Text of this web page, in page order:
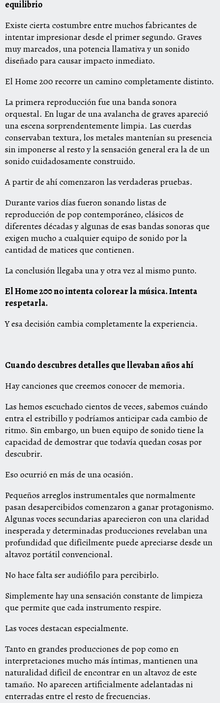
equilibrio
Existe cierta costumbre entre muchos fabricantes de
intentar impresionar desde el primer segundo. Graves
muy marcados, una potencia llamativa y un sonido
diseñado para causar impacto inmediato.
El Home 200 recorre un camino completamente distinto.
La primera reproducción fue una banda sonora
orquestal. En lugar de una avalancha de graves apareció
una escena sorprendentemente limpia. Las cuerdas
conservaban textura, los metales mantenían su presencia
sin imponerse al resto y la sensación general era la de un
sonido cuidadosamente construido.
A partir de ahí comenzaron las verdaderas pruebas.
Durante varios días fueron sonando listas de
reproducción de pop contemporáneo, clásicos de
diferentes décadas y algunas de esas bandas sonoras que
exigen mucho a cualquier equipo de sonido por la
cantidad de matices que contienen.
La conclusión llegaba una y otra vez al mismo punto.
El Home 200 no intenta colorear la música. Intenta
respetarla.
Y esa decisión cambia completamente la experiencia.
Cuando descubres detalles que llevaban años ahí
Hay canciones que creemos conocer de memoria.
Las hemos escuchado cientos de veces, sabemos cuándo
entra el estribillo y podríamos anticipar cada cambio de
ritmo. Sin embargo, un buen equipo de sonido tiene la
capacidad de demostrar que todavía quedan cosas por
descubrir.
Eso ocurrió en más de una ocasión.
Pequeños arreglos instrumentales que normalmente
pasan desapercibidos comenzaron a ganar protagonismo.
Algunas voces secundarias aparecieron con una claridad
inesperada y determinadas producciones revelaban una
profundidad que difícilmente puede apreciarse desde un
altavoz portátil convencional.
No hace falta ser audiófilo para percibirlo.
Simplemente hay una sensación constante de limpieza
que permite que cada instrumento respire.
Las voces destacan especialmente.
Tanto en grandes producciones de pop como en
interpretaciones mucho más íntimas, mantienen una
naturalidad difícil de encontrar en un altavoz de este
tamaño. No aparecen artificialmente adelantadas ni
enterradas entre el resto de frecuencias.